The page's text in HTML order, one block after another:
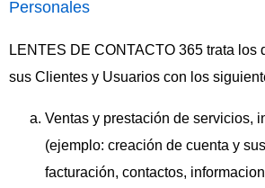
Personales
LENTES DE CONTACTO 365 trata los
sus Clientes y Usuarios con los
Ventas y prestación de servicios,
(ejemplo: creación de cuenta y
facturación, contactos,